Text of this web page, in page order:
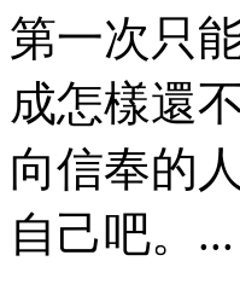
第一次只
成怎樣還
向信奉的
自己吧。...